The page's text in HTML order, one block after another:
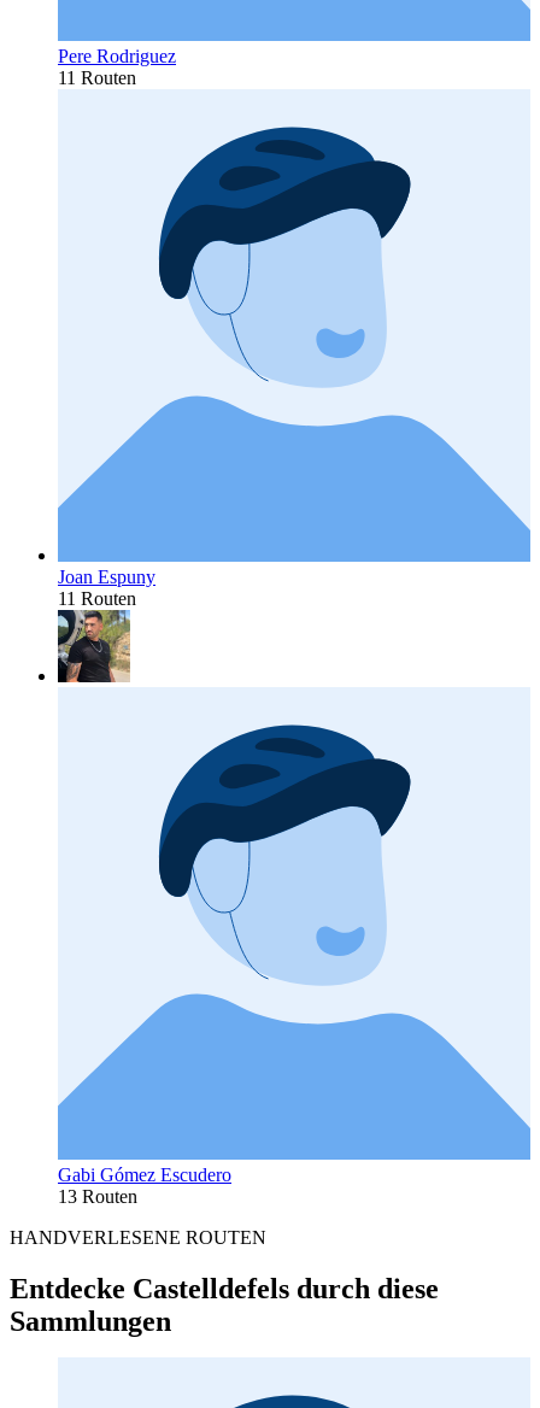
Pere Rodriguez
11 Routen
Joan Espuny
11 Routen
Gabi Gómez Escudero
13 Routen
HANDVERLESENE ROUTEN
Entdecke Castelldefels durch diese
Sammlungen